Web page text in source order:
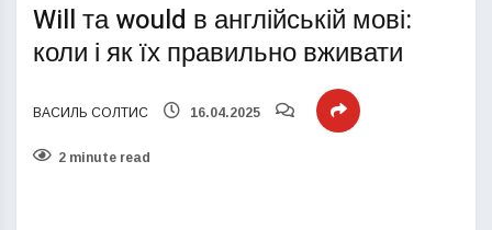
Will та would в англійській мові:
коли і як їх правильно вживати
ВАСИЛЬ СОЛТИС 16.04.2025
2 minute read